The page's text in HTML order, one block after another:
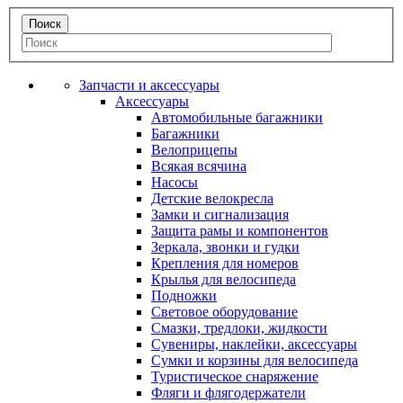
Запчасти и аксессуары
Аксессуары
Автомобильные багажники
Багажники
Велоприцепы
Всякая всячина
Насосы
Детские велокресла
Замки и сигнализация
Защита рамы и компонентов
Зеркала, звонки и гудки
Крепления для номеров
Крылья для велосипеда
Подножки
Световое оборудование
Смазки, тредлоки, жидкости
Сувениры, наклейки, аксессуары
Сумки и корзины для велосипеда
Туристическое снаряжение
Фляги и флягодержатели